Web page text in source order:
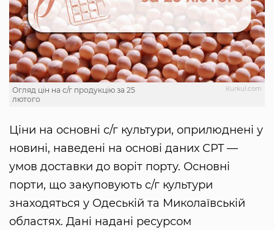
Kurkul.com
Огляд цін на с/г продукцію за 25
лютого
Ціни на основні с/г культури, оприлюднені у
новині, наведені на основі даних CPT —
умов доставки до воріт порту. Основні
порти, що закуповують с/г культури
знаходяться у Одеській та Миколаївській
областях. Дані надані ресурсом